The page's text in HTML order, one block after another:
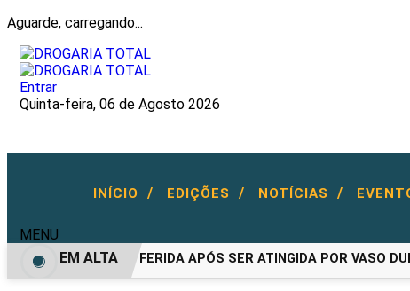
Aguarde, carregando...
Entrar
Quinta-feira, 06 de Agosto 2026
INÍCIO / EDIÇÕES / NOTÍCIAS /
MENU
MULHER FICA FERIDA APÓS SER ATINGIDA POR VASO
EM ALTA